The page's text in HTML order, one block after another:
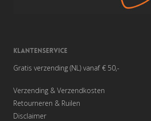
KLANTENSERVICE
Gratis verzending (NL) vanaf € 50,-
Verzending & Verzendkosten
Retourneren & Ruilen
Disclaimer